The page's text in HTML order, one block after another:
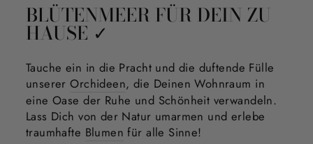
BLÜTENMEER FÜR DEIN ZU
HAUSE ✓
Tauche ein in die Pracht und die duftende Fülle
unsererOrchideen, die Deinen Wohnraum in
eine Oase der Ruhe und Schönheit verwandeln.
Lass Dich von der Natur umarmen und erlebe
traumhafte Blumen für alle Sinne!